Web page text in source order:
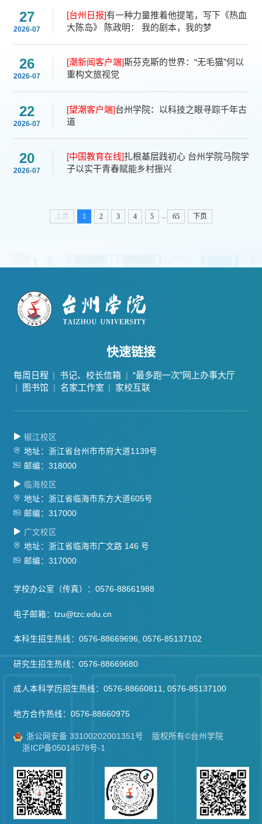
27
2026-07
[台州日报]有一种力量推着他提笔，写下《热血
大陈岛》 陈政明： 我的剧本，我的梦
26
2026-07
[潮新闻客户端]斯芬克斯的世界：“无毛猫”何以
重构文旅视觉
22
2026-07
[望潮客户端]台州学院：以科技之眼寻踪千年古
道
20
2026-07
[中国教育在线]扎根基层践初心 台州学院马院学
子以实干青春赋能乡村振兴
上页 1 2 3 4 5 65 下页
快速链接
每周日程 书记、校长信箱
“最多跑一次”网上办事大厅
图书馆
名家工作室 家校互联
椒江校区
地址：浙江省台州市市府大道1139号
邮编：318000
临海校区
地址：浙江省临海市东方大道605号
邮编：317000
广文校区
地址：浙江省临海市广文路 146 号
邮编：317000
学校办公室（传真）：0576-88661988
电子邮箱：tzu@tzc.edu.cn
本科生招生热线：0576-88669696, 0576-85137102
研究生招生热线：0576-88669680
成人本科学历招生热线：0576-88660811, 0576-85137100
地方合作热线：0576-88660975
浙公网安备 33100202001351号
版权所有©台州学院
浙ICP备05014578号-1